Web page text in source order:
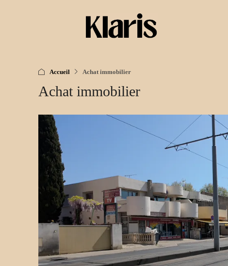
Accueil Achat immobilier
Achat immobilier